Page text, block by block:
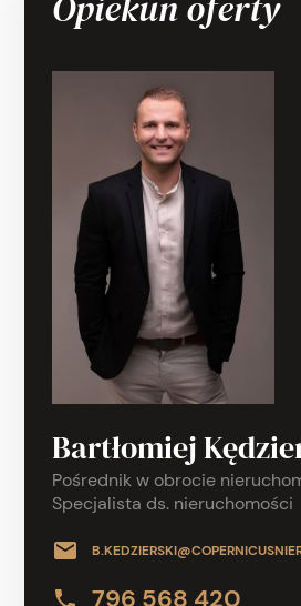
Bartłomiej
Pośrednik w obrocie
Specjalista ds. nieruchomości
796 568 420